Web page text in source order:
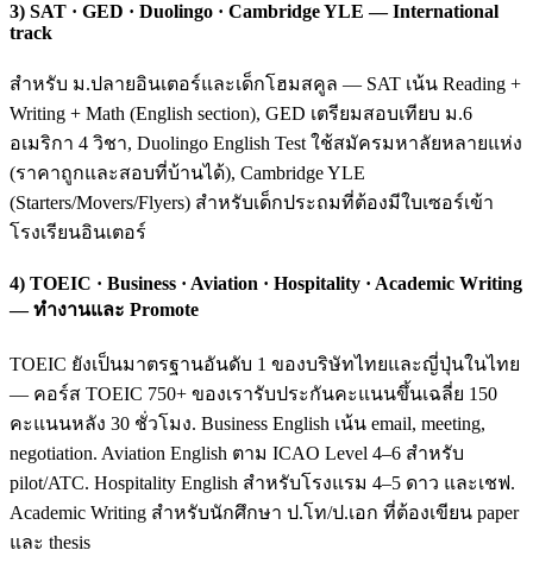
3) SAT · GED · Duolingo · Cambridge YLE — International
track
สำหรับ ม.ปลายอินเตอร์และเด็กโฮมสคูล — SAT เน้น Reading +
Writing + Math (English section), GED เตรียมสอบเทียบ ม.6
อเมริกา 4 วิชา, Duolingo English Test ใช้สมัครมหาลัยหลายแห่ง
(ราคาถูกและสอบที่บ้านได้), Cambridge YLE
(Starters/Movers/Flyers) สำหรับเด็กประถมที่ต้องมีใบเซอร์เข้า
โรงเรียนอินเตอร์
4) TOEIC · Business · Aviation · Hospitality · Academic Writing
— ทำงานและ Promote
TOEIC ยังเป็นมาตรฐานอันดับ 1 ของบริษัทไทยและญี่ปุ่นในไทย
— คอร์ส TOEIC 750+ ของเรารับประกันคะแนนขึ้นเฉลี่ย 150
คะแนนหลัง 30 ชั่วโมง. Business English เน้น email, meeting,
negotiation. Aviation English ตาม ICAO Level 4–6 สำหรับ
pilot/ATC. Hospitality English สำหรับโรงแรม 4–5 ดาว และเชฟ.
Academic Writing สำหรับนักศึกษา ป.โท/ป.เอก ที่ต้องเขียน paper
และ thesis